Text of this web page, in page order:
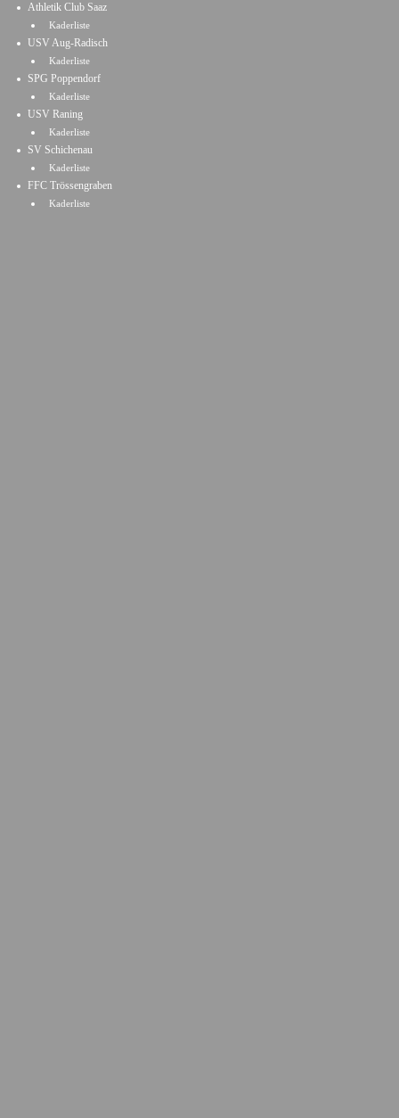
Athletik Club Saaz
Kaderliste
USV Aug-Radisch
Kaderliste
SPG Poppendorf
Kaderliste
USV Raning
Kaderliste
SV Schichenau
Kaderliste
FFC Trössengraben
Kaderliste